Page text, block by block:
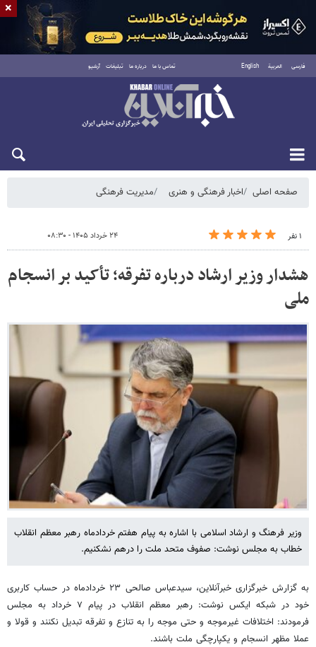
فارسی العربية English تماس با ما درباره ما تبلیغات آرشیو
جمعه ۱۶ مرداد ۱۴۰۵
صفحه اصلی اخبار فرهنگی و هنری مدیریت فرهنگی
۱ نفر ۲۴ خرداد ۱۴۰۵ - ۰۸:۳۰
هشدار وزیر ارشاد درباره تفرقه؛ تأکید بر انسجام
ملی
وزیر فرهنگ و ارشاد اسلامی با اشاره به پیام هفتم خردادماه رهبر معظم انقلاب
خطاب به مجلس نوشت: صفوف متحد ملت را درهم نشکنیم.
به گزارش خبرگزاری خبرآنلاین، سیدعباس صالحی ۲۳ خردادماه در حساب کاربری
خود در شبکه ایکس نوشت: رهبر معظم انقلاب در پیام ۷ خرداد به مجلس
فرمودند: اختلافات غیرموجه و حتی موجه را به تنازع و تفرقه تبدیل نکنند و قولا و
عملا مظهر انسجام و یکپارچگی ملت باشند.
×